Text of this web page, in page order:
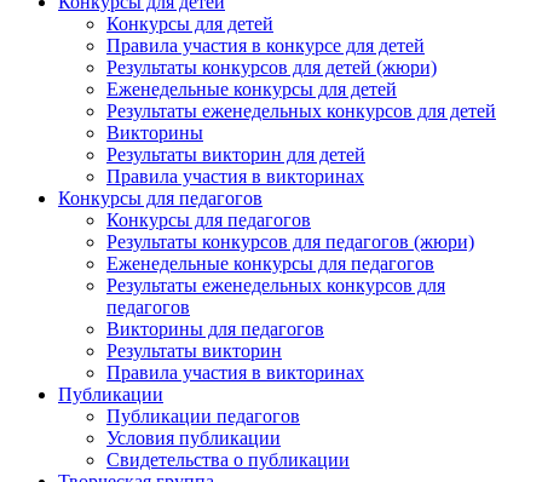
Конкурсы для детей
Конкурсы для детей
Правила участия в конкурсе для детей
Результаты конкурсов для детей (жюри)
Еженедельные конкурсы для детей
Результаты еженедельных конкурсов для детей
Викторины
Результаты викторин для детей
Правила участия в викторинах
Конкурсы для педагогов
Конкурсы для педагогов
Результаты конкурсов для педагогов (жюри)
Еженедельные конкурсы для педагогов
Результаты еженедельных конкурсов для
педагогов
Викторины для педагогов
Результаты викторин
Правила участия в викторинах
Публикации
Публикации педагогов
Условия публикации
Свидетельства о публикации